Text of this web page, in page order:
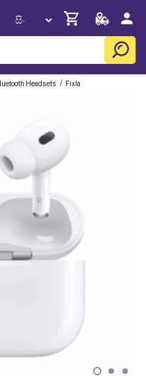
Headsets / Fixla